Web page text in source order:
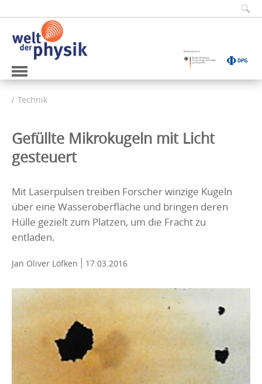
Technik
Gefüllte Mikrokugeln mit Licht
gesteuert
Mit Laserpulsen treiben Forscher winzige Kugeln
über eine Wasseroberfläche und bringen deren
Hülle gezielt zum Platzen, um die Fracht zu
entladen.
Jan Oliver Löfken 17.03.2016